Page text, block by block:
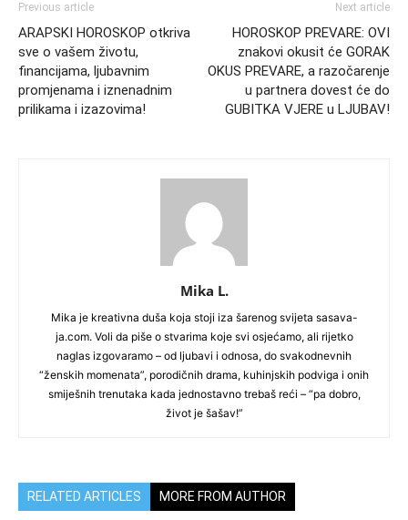
Previous article
ARAPSKI HOROSKOP otkriva
sve o vašem životu,
financijama, ljubavnim
promjenama i iznenadnim
prilikama i izazovima!
Next article
HOROSKOP PREVARE: OVI
znakovi okusit će GORAK
OKUS PREVARE, a razočarenje
u partnera dovest će do
GUBITKA VJERE u LJUBAV!
Mika L.
Mika je kreativna duša koja stoji iza šarenog svijeta sasava-
ja.com. Voli da piše o stvarima koje svi osjećamo, ali rijetko
naglas izgovaramo – od ljubavi i odnosa, do svakodnevnih
“ženskih momenata”, porodičnih drama, kuhinjskih podviga i onih
smiješnih trenutaka kada jednostavno trebaš reći – “pa dobro,
život je šašav!”
RELATED ARTICLES MORE FROM AUTHOR